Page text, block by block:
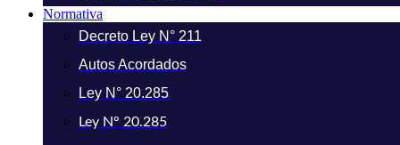
Normativa
Decreto Ley N° 211
Autos Acordados
Ley N° 20.285
Ley N° 20.285